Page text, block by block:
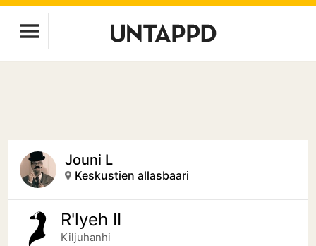
Jouni L
Keskustien allasbaari
R'lyeh II
Kiljuhanhi